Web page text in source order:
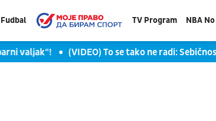
Fudbal TV Program NBA
(VIDEO) To se tako ne radi: Sebičnost